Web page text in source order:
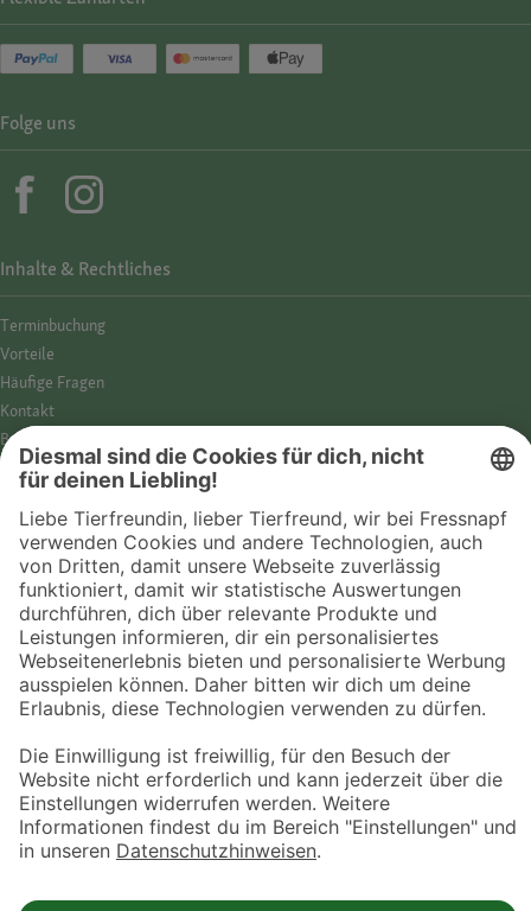
© 2026 Fressnapf Tiernahrungs GmbH
Westpreußenstraße 32-38
47809 Krefeld
Inhalte & Rechtliches
Termin­buchung
Vorteile
Häufige Fragen
Kontakt
Barrierefreiheit
Impressum
Datenschutz­hinweise
Cookies
AGB
Entdecke Fressnapf
Tierversicherung
GPS-Tracker
Fressnapf Salon
Online-Shop
Folge uns